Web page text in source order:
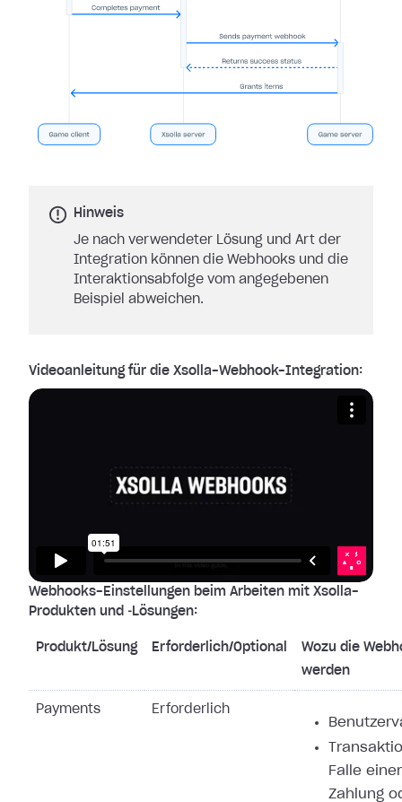
Hinweis
Je nach verwendeter Lösung und Art der
Integration können die Webhooks und die
Interaktionsabfolge vom angegebenen
Beispiel abweichen.
Videoanleitung für die Xsolla-Webhook-Integration:
Webhooks-Einstellungen beim Arbeiten mit Xsolla-
Produkten und ‑Lösungen:
Produkt/Lösung Erforderlich/Optional
Wozu die
werden
Payments Erforderlich
Falle
Zahlung